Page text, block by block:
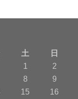
土
日
1
2
8
9
15
16